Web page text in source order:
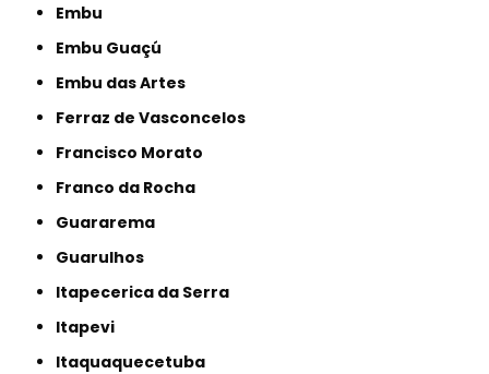
Embu
Embu Guaçú
Embu das Artes
Ferraz de Vasconcelos
Francisco Morato
Franco da Rocha
Guararema
Guarulhos
Itapecerica da Serra
Itapevi
Itaquaquecetuba